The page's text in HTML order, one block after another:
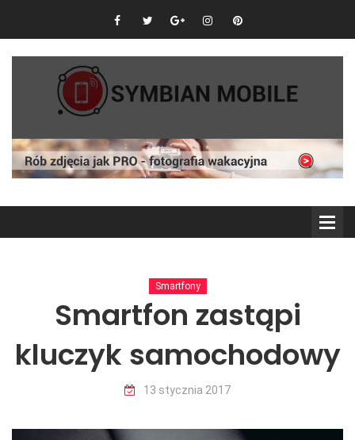
Smartfony
Smartfon zastąpi
kluczyk samochodowy
13 stycznia 2017